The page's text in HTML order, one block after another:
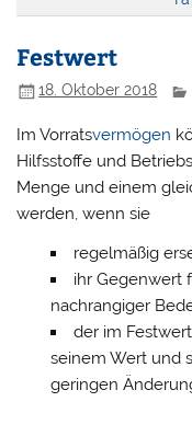
Festwert
18. Oktober 2018
Im Vorratsvermögen
Hilfsstoffe und
Menge und einem
werden, wenn sie
regelmäßig
ihr Gegenwert
nachrangiger
der im
seinem Wert und
geringen